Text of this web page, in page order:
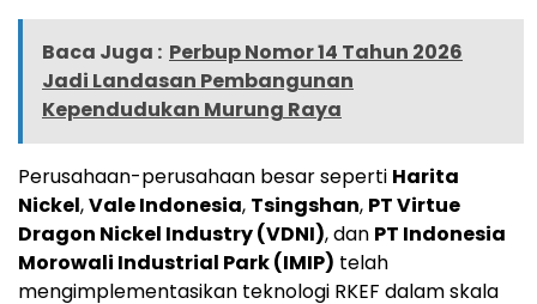
Baca Juga : Perbup Nomor 14 Tahun 2026
Jadi Landasan Pembangunan
Kependudukan Murung Raya
Perusahaan-perusahaan besar seperti Harita
Nickel,Vale Indonesia, Tsingshan, PT Virtue
Dragon Nickel Industry (VDNI), dan PT Indonesia
Morowali Industrial Park (IMIP) telah
mengimplementasikan teknologi RKEF dalam skala